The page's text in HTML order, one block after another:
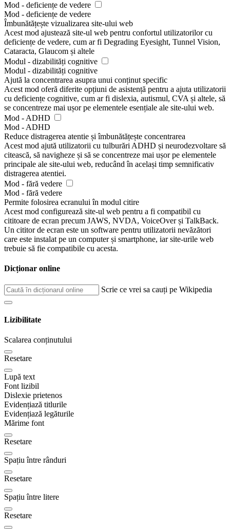
Mod - deficiențe de vedere
Mod - deficiențe de vedere
Îmbunătățește vizualizarea site-ului web
Acest mod ajustează site-ul web pentru confortul utilizatorilor cu
deficiențe de vedere, cum ar fi Degrading Eyesight, Tunnel Vision,
Cataracta, Glaucom și altele
Modul - dizabilități cognitive
Modul - dizabilități cognitive
Ajută la concentrarea asupra unui conținut specific
Acest mod oferă diferite opțiuni de asistență pentru a ajuta utilizatorii
cu deficiențe cognitive, cum ar fi dislexia, autismul, CVA și altele, să
se concentreze mai ușor pe elementele esențiale ale site-ului web.
Mod - ADHD
Mod - ADHD
Reduce distragerea atentie și îmbunătățește concentrarea
Acest mod ajută utilizatorii cu tulburări ADHD și neurodezvoltare să
citească, să navigheze și să se concentreze mai ușor pe elementele
principale ale site-ului web, reducând în același timp semnificativ
distragerea atentiei.
Mod - fără vedere
Mod - fără vedere
Permite folosirea ecranului în modul citire
Acest mod configurează site-ul web pentru a fi compatibil cu
cititoare de ecran precum JAWS, NVDA, VoiceOver și TalkBack.
Un cititor de ecran este un software pentru utilizatorii nevăzători
care este instalat pe un computer și smartphone, iar site-urile web
trebuie să fie compatibile cu acesta.
Dicționar online
Scrie ce vrei sa cauți pe Wikipedia
Lizibilitate
Scalarea conținutului
Resetare
Lupă text
Font lizibil
Dislexie prietenos
Evidențiază titlurile
Evidențiază legăturile
Mărime font
Resetare
Spațiu între rânduri
Resetare
Spațiu între litere
Resetare